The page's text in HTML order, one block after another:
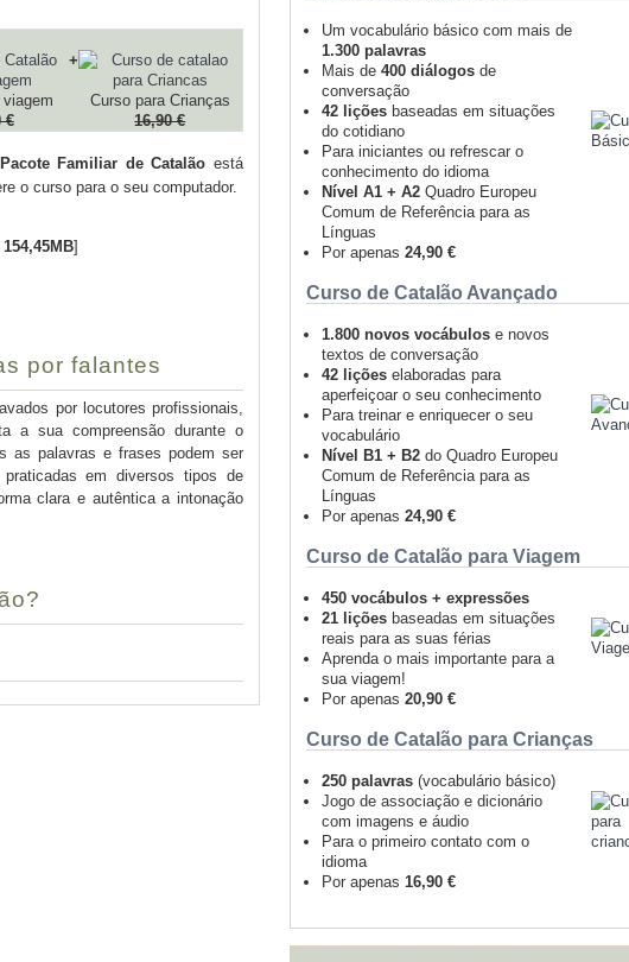
+
Curso para Crianças
€ 16,90 €
Pacote Familiar de Catalão está
o curso para o seu computador.
154,45MB]
por falantes
por locutores profissionais,
a sua compreensão durante o
as palavras e frases podem ser
em diversos tipos de
clara e autêntica a intonação
Um vocabulário básico com mais de
1.300 palavras
Mais de400 diálogos de
conversação
42 lições baseadas em situações
do cotidiano
Para iniciantes ou refrescar o
conhecimento do idioma
Nível A1 + A2 Quadro Europeu
Comum de Referência para as
Línguas
Por apenas24,90 €
Curso de Catalão Avançado
1.800 novos vocábulos e novos
textos de conversação
42 lições elaboradas para
aperfeiçoar o seu conhecimento
Para treinar e enriquecer o seu
vocabulário
Nível B1 + B2 do Quadro Europeu
Comum de Referência para as
Línguas
Por apenas24,90 €
Curso de Catalão para Viagem
450 vocábulos + expressões
21 lições baseadas em situações
reais para as suas férias
Aprenda o mais importante para a
sua viagem!
Por apenas20,90 €
Curso de Catalão para Crianças
250 palavras (vocabulário básico)
Jogo de associação e dicionário
com imagens e áudio
Para o primeiro contato com o
idioma
Por apenas 16,90 €